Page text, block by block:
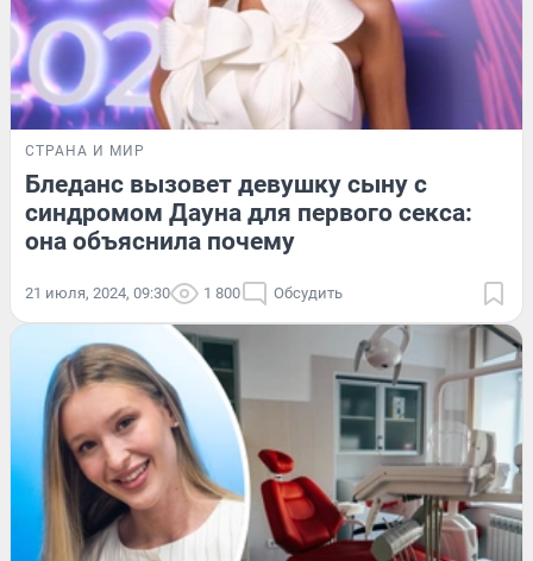
СТРАНА И МИР
Бледанс вызовет девушку сыну с
синдромом Дауна для первого секса:
она объяснила почему
21 июля, 2024, 09:30 1 800 Обсудить